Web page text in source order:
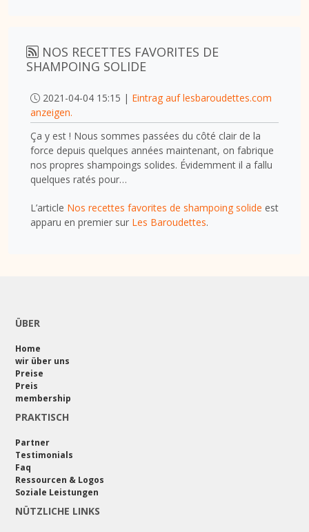
NOS RECETTES FAVORITES DE
SHAMPOING SOLIDE
2021-04-04 15:15 | Eintrag auf lesbaroudettes.com
anzeigen.
Ça y est ! Nous sommes passées du côté clair de la
force depuis quelques années maintenant, on fabrique
nos propres shampoings solides. Évidemment il a fallu
quelques ratés pour…
L’article Nos recettes favorites de shampoing solide est
apparu en premier sur Les Baroudettes.
ÜBER
Home
wir über uns
Preise
Preis
membership
PRAKTISCH
Partner
Testimonials
Faq
Ressourcen & Logos
Soziale Leistungen
NÜTZLICHE LINKS